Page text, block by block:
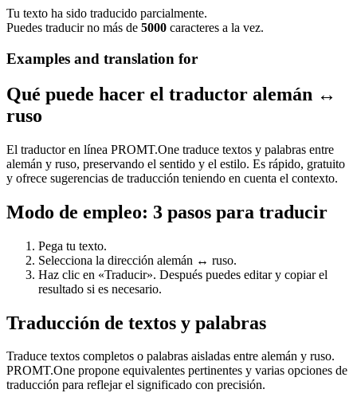
Tu texto ha sido traducido parcialmente.
Puedes traducir no más de 5000 caracteres a la vez.
Examples and translation for
Qué puede hacer el traductor alemán ↔
ruso
El traductor en línea PROMT.One traduce textos y palabras entre
alemán y ruso, preservando el sentido y el estilo. Es rápido, gratuito
y ofrece sugerencias de traducción teniendo en cuenta el contexto.
Modo de empleo: 3 pasos para traducir
Pega tu texto.
Selecciona la dirección alemán ↔ ruso.
Haz clic en «Traducir». Después puedes editar y copiar el
resultado si es necesario.
Traducción de textos y palabras
Traduce textos completos o palabras aisladas entre alemán y ruso.
PROMT.One propone equivalentes pertinentes y varias opciones de
traducción para reflejar el significado con precisión.